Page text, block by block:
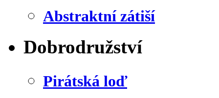
Abstraktní zátiší
Dobrodružství
Pirátská loď